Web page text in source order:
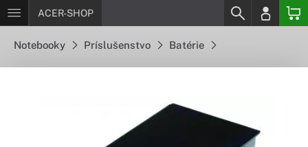
ACER-SHOP
Notebooky Príslušenstvo Batérie